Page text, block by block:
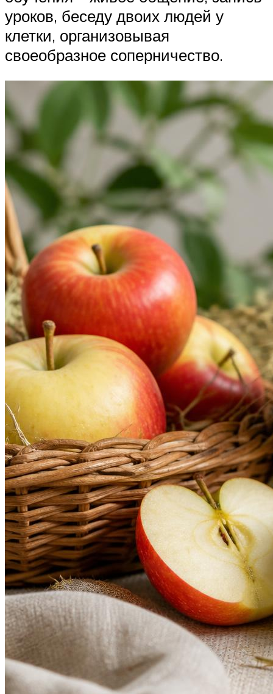
уроков, беседу двоих людей у
клетки, организовывая
своеобразное соперничество.